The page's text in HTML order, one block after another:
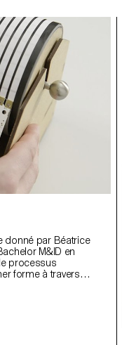
donné par Béatrice
M&ID en
forme à travers